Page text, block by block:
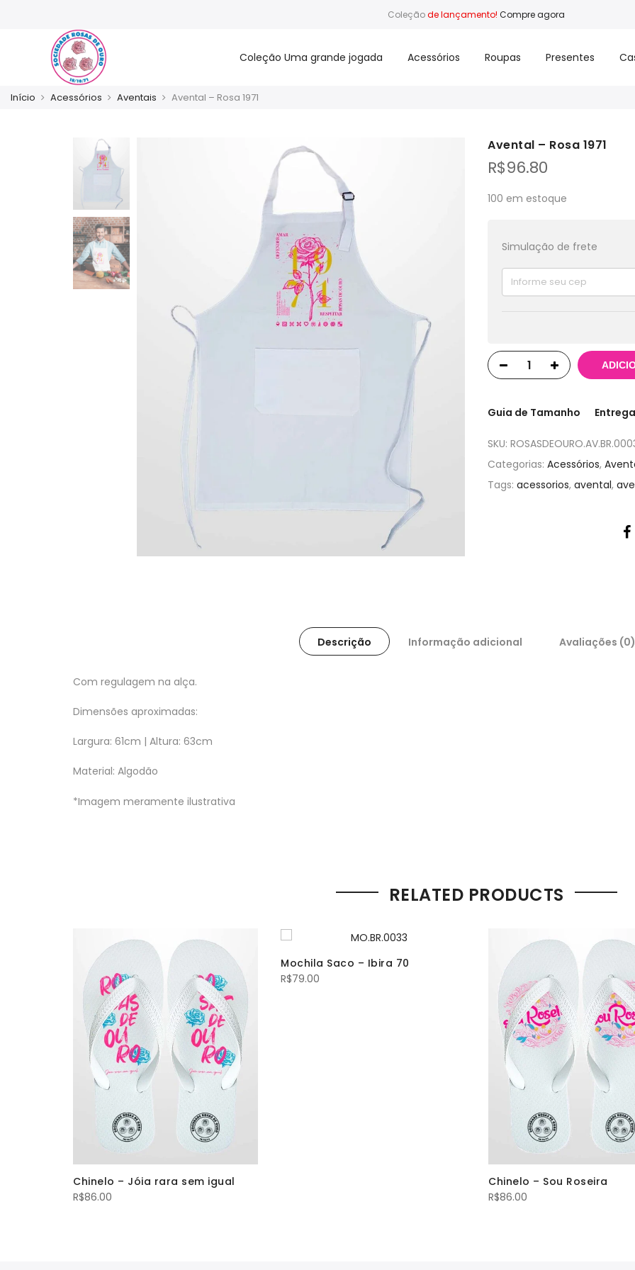
Coleçãode lançamento! Compre agora
Coleção Uma grande jogada Acessórios Roupas Presentes
Início Acessórios Aventais Avental – Rosa 1971
Avental – Rosa 1971
R$96.80
100 em estoque
Simulação de frete
Guia de Tamanho
SKU:
Categorias: Acessórios,
Tags: acessorios, avental,
Descrição Informação adicional Avaliações (0)
Com regulagem na alça.
Dimensões aproximadas:
Largura: 61cm | Altura: 63cm
Material: Algodão
*Imagem meramente ilustrativa
RELATED PRODUCTS
Chinelo – Jóia rara sem igual
R$86.00
Mochila Saco – Ibira 70
R$79.00
Chinelo – Sou Roseira
R$86.00